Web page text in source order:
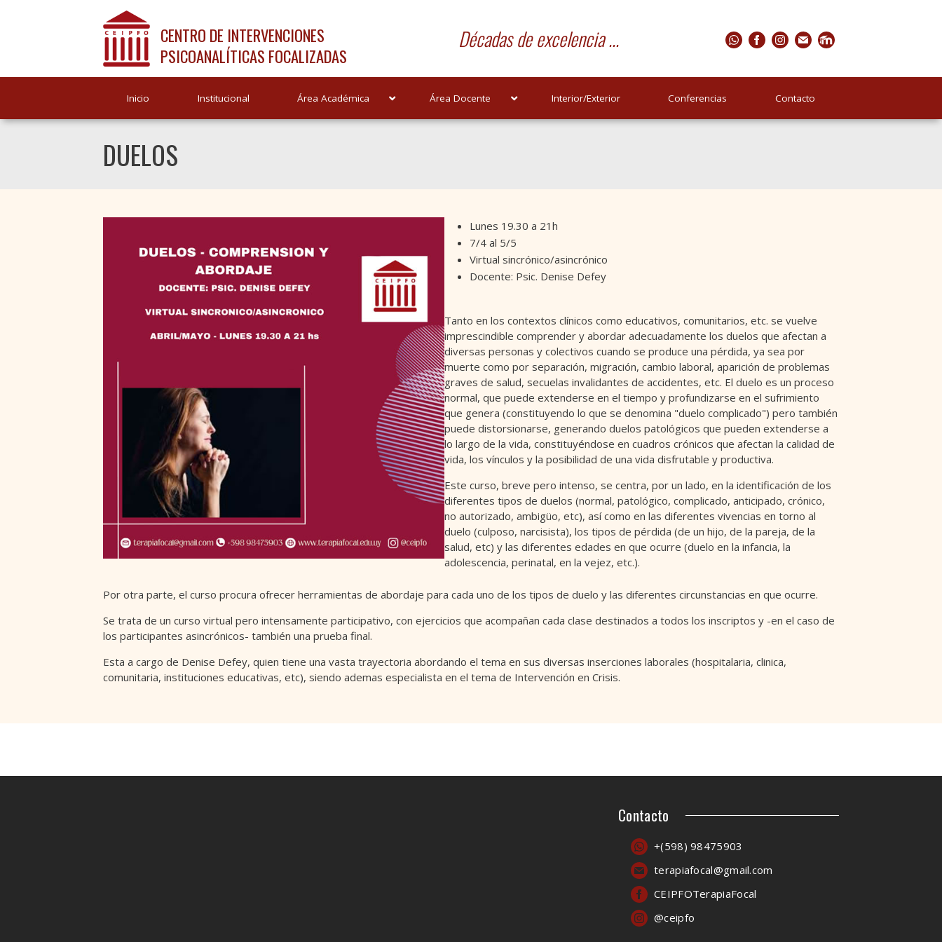
CENTRO DE INTERVENCIONES
PSICOANALÍTICAS FOCALIZADAS
Décadas de excelencia ...
Inicio Institucional Área Académica Área Docente Interior/Exterior Conferencias Contacto
DUELOS
Lunes 19.30 a 21h
7/4 al 5/5
Virtual sincrónico/asincrónico
Docente: Psic. Denise Defey
Tanto en los contextos clínicos como educativos, comunitarios, etc. se vuelve
imprescindible comprender y abordar adecuadamente los duelos que afectan a
diversas personas y colectivos cuando se produce una pérdida, ya sea por
muerte como por separación, migración, cambio laboral, aparición de problemas
graves de salud, secuelas invalidantes de accidentes, etc. El duelo es un proceso
normal, que puede extenderse en el tiempo y profundizarse en el sufrimiento
que genera (constituyendo lo que se denomina "duelo complicado") pero también
puede distorsionarse, generando duelos patológicos que pueden extenderse a
lo largo de la vida, constituyéndose en cuadros crónicos que afectan la calidad de
vida, los vínculos y la posibilidad de una vida disfrutable y productiva.
Este curso, breve pero intenso, se centra, por un lado, en la identificación de los
diferentes tipos de duelos (normal, patológico, complicado, anticipado, crónico,
no autorizado, ambigüo, etc), así como en las diferentes vivencias en torno al
duelo (culposo, narcisista), los tipos de pérdida (de un hijo, de la pareja, de la
salud, etc) y las diferentes edades en que ocurre (duelo en la infancia, la
adolescencia, perinatal, en la vejez, etc.).
Por otra parte, el curso procura ofrecer herramientas de abordaje para cada uno de los tipos de duelo y las diferentes circunstancias en que ocurre.
Se trata de un curso virtual pero intensamente participativo, con ejercicios que acompañan cada clase destinados a todos los inscriptos y -en el caso de
los participantes asincrónicos- también una prueba final.
Esta a cargo de Denise Defey, quien tiene una vasta trayectoria abordando el tema en sus diversas inserciones laborales (hospitalaria, clinica,
comunitaria, instituciones educativas, etc), siendo ademas especialista en el tema de Intervención en Crisis.
Contacto
+(598) 98475903
terapiafocal@gmail.com
CEIPFOTerapiaFocal
@ceipfo